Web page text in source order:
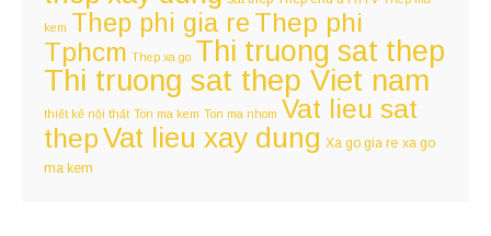
kem Thep phi gia re Thep phi
Tphcm Thep xa go Thi truong sat thep
Thi truong sat thep Viet nam
thiết kế nội thất Ton ma kem Ton ma nhom Vat lieu sat
thepVat lieu xay dung Xa go gia re xa go
ma kem